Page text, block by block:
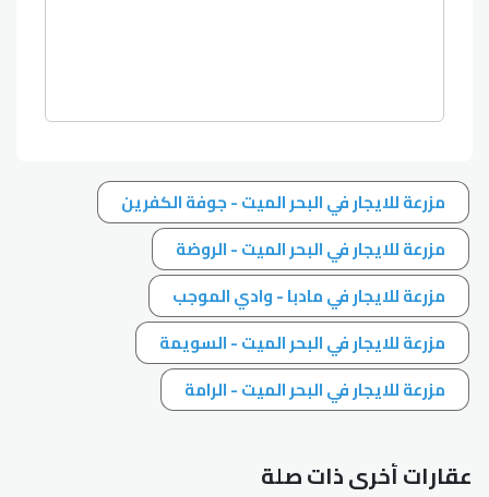
مزرعة للايجار في البحر الميت - جوفة الكفرين
مزرعة للايجار في البحر الميت - الروضة
مزرعة للايجار في مادبا - وادي الموجب
مزرعة للايجار في البحر الميت - السويمة
مزرعة للايجار في البحر الميت - الرامة
عقارات أخرى ذات صلة